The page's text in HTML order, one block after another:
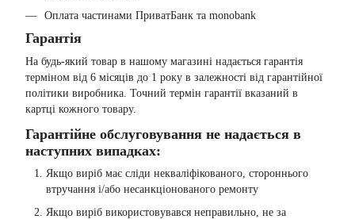
Оплата частинами ПриватБанк та monobank
Гарантія
На будь-який товар в нашому магазині надається гарантія
терміном від 6 місяців до 1 року в залежності від гарантійної
політики виробника. Точний термін гарантії вказаний в
картці кожного товару.
Гарантійне обслуговування не надається в
наступних випадках:
Якщо виріб має сліди некваліфікованого, стороннього
втручання і/або несанкціонованого ремонту
Якщо виріб використовувався неправильно, не за